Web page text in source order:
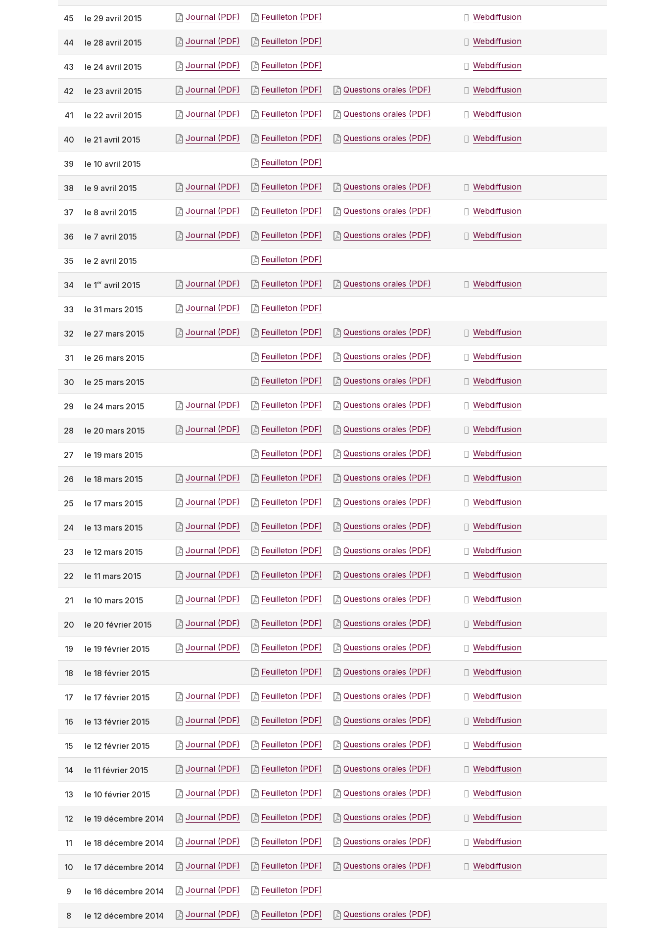
45 le 29 avril 2015 Journal (PDF) Feuilleton (PDF) Webdiffusion
44 le 28 avril 2015 Journal (PDF) Feuilleton (PDF) Webdiffusion
43 le 24 avril 2015 Journal (PDF) Feuilleton (PDF) Webdiffusion
42 le 23 avril 2015 Journal (PDF) Feuilleton (PDF) Questions orales (PDF) Webdiffusion
41 le 22 avril 2015 Journal (PDF) Feuilleton (PDF) Questions orales (PDF) Webdiffusion
40 le 21 avril 2015 Journal (PDF) Feuilleton (PDF) Questions orales (PDF) Webdiffusion
39 le 10 avril 2015 Feuilleton (PDF)
38 le 9 avril 2015 Journal (PDF) Feuilleton (PDF) Questions orales (PDF) Webdiffusion
37 le 8 avril 2015 Journal (PDF) Feuilleton (PDF) Questions orales (PDF) Webdiffusion
36 le 7 avril 2015 Journal (PDF) Feuilleton (PDF) Questions orales (PDF) Webdiffusion
35 le 2 avril 2015 Feuilleton (PDF)
34 le 1er avril 2015 Journal (PDF) Feuilleton (PDF) Questions orales (PDF) Webdiffusion
33 le 31 mars 2015 Journal (PDF) Feuilleton (PDF)
32 le 27 mars 2015 Journal (PDF) Feuilleton (PDF) Questions orales (PDF) Webdiffusion
31 le 26 mars 2015 Feuilleton (PDF) Questions orales (PDF) Webdiffusion
30 le 25 mars 2015 Feuilleton (PDF) Questions orales (PDF) Webdiffusion
29 le 24 mars 2015 Journal (PDF) Feuilleton (PDF) Questions orales (PDF) Webdiffusion
28 le 20 mars 2015 Journal (PDF) Feuilleton (PDF) Questions orales (PDF) Webdiffusion
27 le 19 mars 2015 Feuilleton (PDF) Questions orales (PDF) Webdiffusion
26 le 18 mars 2015 Journal (PDF) Feuilleton (PDF) Questions orales (PDF) Webdiffusion
25 le 17 mars 2015 Journal (PDF) Feuilleton (PDF) Questions orales (PDF) Webdiffusion
24 le 13 mars 2015 Journal (PDF) Feuilleton (PDF) Questions orales (PDF) Webdiffusion
23 le 12 mars 2015 Journal (PDF) Feuilleton (PDF) Questions orales (PDF) Webdiffusion
22 le 11 mars 2015 Journal (PDF) Feuilleton (PDF) Questions orales (PDF) Webdiffusion
21 le 10 mars 2015 Journal (PDF) Feuilleton (PDF) Questions orales (PDF) Webdiffusion
20 le 20 février 2015 Journal (PDF) Feuilleton (PDF) Questions orales (PDF) Webdiffusion
19 le 19 février 2015 Journal (PDF) Feuilleton (PDF) Questions orales (PDF) Webdiffusion
18 le 18 février 2015 Feuilleton (PDF) Questions orales (PDF) Webdiffusion
17 le 17 février 2015 Journal (PDF) Feuilleton (PDF) Questions orales (PDF) Webdiffusion
16 le 13 février 2015 Journal (PDF) Feuilleton (PDF) Questions orales (PDF) Webdiffusion
15 le 12 février 2015 Journal (PDF) Feuilleton (PDF) Questions orales (PDF) Webdiffusion
14 le 11 février 2015 Journal (PDF) Feuilleton (PDF) Questions orales (PDF) Webdiffusion
13 le 10 février 2015 Journal (PDF) Feuilleton (PDF) Questions orales (PDF) Webdiffusion
12 le 19 décembre 2014 Journal (PDF) Feuilleton (PDF) Questions orales (PDF) Webdiffusion
11 le 18 décembre 2014 Journal (PDF) Feuilleton (PDF) Questions orales (PDF) Webdiffusion
10 le 17 décembre 2014 Journal (PDF) Feuilleton (PDF) Questions orales (PDF) Webdiffusion
9 le 16 décembre 2014 Journal (PDF) Feuilleton (PDF)
8 le 12 décembre 2014 Journal (PDF) Feuilleton (PDF) Questions orales (PDF)